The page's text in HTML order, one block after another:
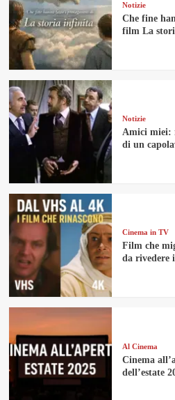
Notizie
Che fine
film La
Notizie
Amici miei:
di un
Cinema in TV
Film che
da rivedere
Al Cinema
Cinema
dell’estate